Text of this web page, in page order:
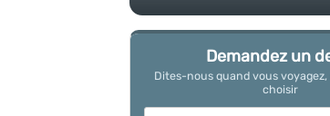
Demandez un
Dites-nous quand vous voyagez,
choisir